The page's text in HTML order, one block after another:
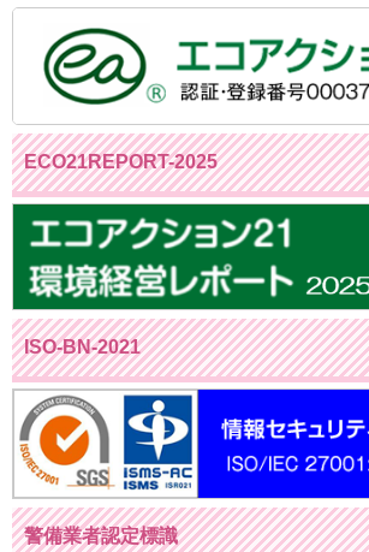
ECO21REPORT-2025
ISO-BN-2021
警備業者認定標識